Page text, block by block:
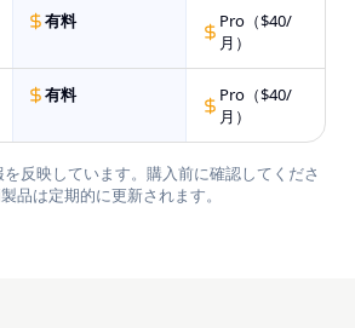
有料
Pro（$40/
月）
有料
Pro（$40/
月）
反映しています。購入前に確認してくださ
品は定期的に更新されます。